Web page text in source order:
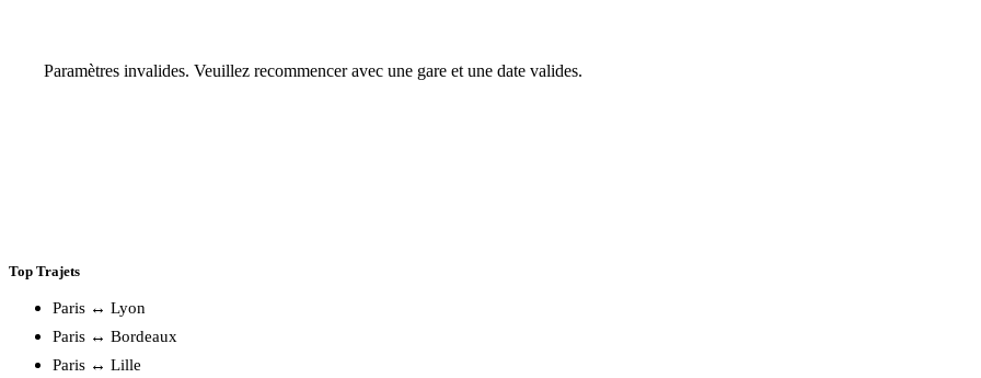
Paramètres invalides. Veuillez recommencer avec une gare et une date valides.
Top Trajets
Paris ↔ Lyon
Paris ↔ Bordeaux
Paris ↔ Lille